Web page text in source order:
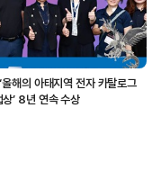
올해의 아태지역 전자 카탈로그
상’ 8년 연속 수상